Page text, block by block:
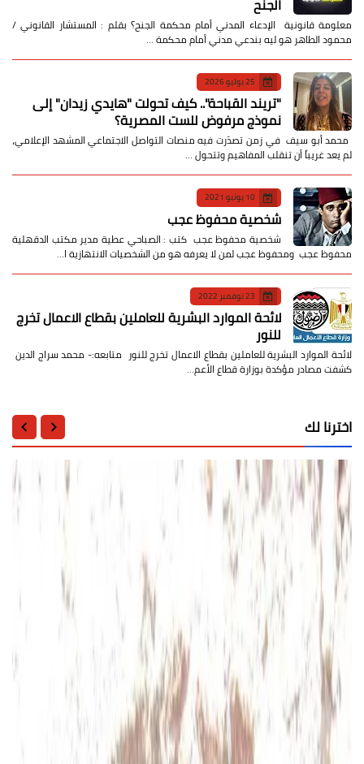
معلومة قانونية الإدعاء المدني أمام محكمة الجنح؟ بقلم : المستشار القانوني /
محمود الطاهر هو ليه بندعي مدني أمام محكمة …
25 يوليو 2026
​"تريند القباحة".. كيف تحولت "هايدي زيدان" إلى
نموذج مرفوض للست المصرية؟
​ محمد أبو سيف ​في زمن تصدّرت فيه منصات التواصل الاجتماعي المشهد الإعلامي،
لم يعد غريباً أن تنقلب المفاهيم وتتحول …
10 يونيو 2021
شخصية محفوظ عجب
شخصية محفوظ عجب كتب : الصباحي عطية مدير مكتب الدقهلية
محفوظ عجب ومحفوظ عجب لمن لا يعرفه هو من الشخصيات الانتهازية ا…
23 نوفمبر 2022
لائحة الموارد البشرية للعاملين بقطاع الاعمال تخرج
للنور
لائحة الموارد البشرية للعاملين بقطاع الاعمال تخرج للنور متابعه:- محمد سراج الدين
كشفت مصادر مؤكدة بوزارة قطاع الأعم…
اخترنا لك